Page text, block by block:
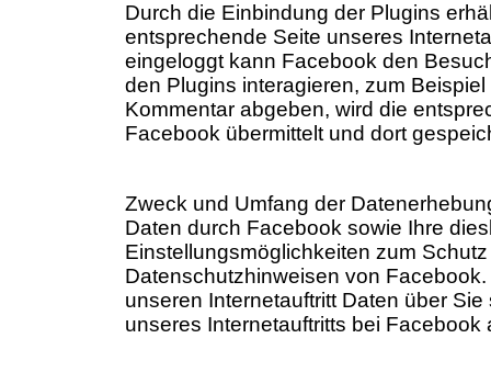
Durch die Einbindung der Plugins
entsprechende Seite unseres
eingeloggt kann Facebook den
den Plugins interagieren, zum
Kommentar abgeben, wird die
Facebook übermittelt und dort
Zweck und Umfang der
Daten durch Facebook sowie Ihre
Einstellungsmöglichkeiten zum
Datenschutzhinweisen von
unseren Internetauftritt Daten über
unseres Internetauftritts bei Facebook